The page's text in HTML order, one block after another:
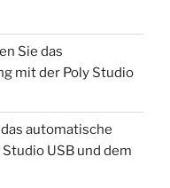
Sie das
mit der Poly Studio
automatische
USB und dem